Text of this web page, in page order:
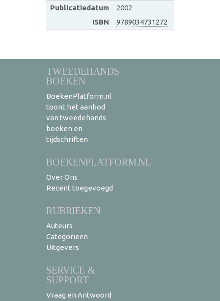
Publicatiedatum
2002
ISBN
9789034731272
TWEEDEHANDS
BOEKEN
BoekenPlatform.nl
toont het aanbod
van tweedehands
boeken en
tijdschriften
BOEKENPLATFORM.NL
Over Ons
Recent toegevoegd
RUBRIEKEN
Auteurs
Categorieën
Uitgevers
SERVICE &
SUPPORT
Vraag en Antwoord